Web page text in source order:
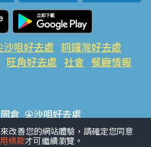
沙咀好去處 銅鑼灣好去處
旺角好去處 社會 餐廳情報
開倉 尖沙咀好去處
荃灣好去處 旺角好去處 社會
改善您的網站體驗，請確定您同意
條款才可繼續瀏覽。